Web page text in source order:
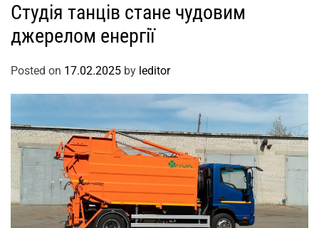
Студія танців стане чудовим
джерелом енергії
Posted on 17.02.2025 by leditor